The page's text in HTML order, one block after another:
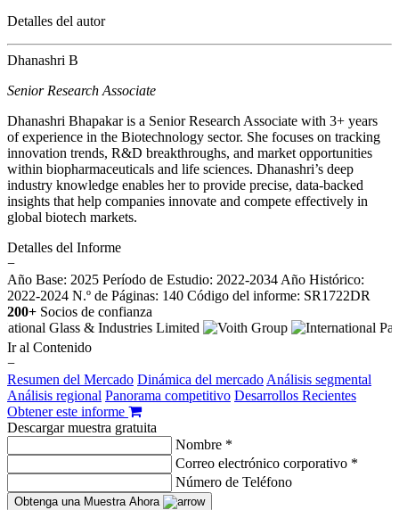
Detalles del autor
Dhanashri B
Senior Research Associate
Dhanashri Bhapakar is a Senior Research Associate with 3+ years
of experience in the Biotechnology sector. She focuses on tracking
innovation trends, R&D breakthroughs, and market opportunities
within biopharmaceuticals and life sciences. Dhanashri’s deep
industry knowledge enables her to provide precise, data-backed
insights that help companies innovate and compete effectively in
global biotech markets.
Detalles del Informe
−
Año Base: 2025 Período de Estudio: 2022-2034Año Histórico:
2022-2024 N.º de Páginas: 140 Código del informe: SR1722DR
200+ Socios de confianza
Ir al Contenido
−
Resumen del Mercado Dinámica del mercadoAnálisis segmental
Análisis regional Panorama competitivo Desarrollos Recientes
Obtener este informe
Descargar muestra gratuita
Nombre *
Correo electrónico corporativo *
Número de Teléfono
Obtenga una Muestra Ahora